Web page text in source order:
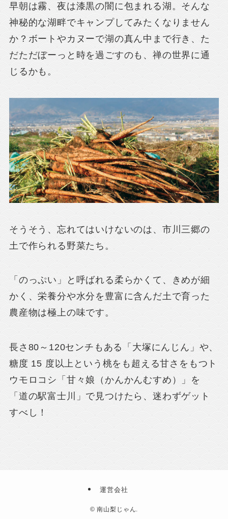
早朝は霧、夜は漆黒の闇に包まれる湖。そんな
神秘的な湖畔でキャンプしてみたくなりません
か？ボートやカヌーで湖の真ん中まで行き、た
だただぼーっと時を過ごすのも、禅の世界に通
じるかも。
そうそう、忘れてはいけないのは、市川三郷の
土で作られる野菜たち。
「のっぷい」と呼ばれる柔らかくて、きめが細
かく、栄養分や水分を豊富に含んだ土で育った
農産物は極上の味です。
長さ80～120センチもある「大塚にんじん」や、
糖度 15 度以上という桃をも超える甘さをもつト
ウモロコシ「甘々娘（かんかんむすめ）」を
「道の駅富士川」で見つけたら、迷わずゲット
すべし！
運営会社
© 南山梨じゃん.